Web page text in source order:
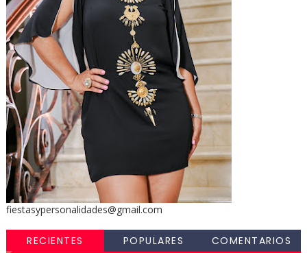
fiestasypersonalidades@gmail.com
RECIENTES POPULARES COMENTARIOS